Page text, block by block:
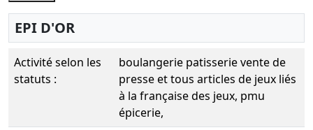
EPI D'OR
Activité selon les
statuts :
boulangerie patisserie vente de
presse et tous articles de jeux liés
à la française des jeux, pmu
épicerie,